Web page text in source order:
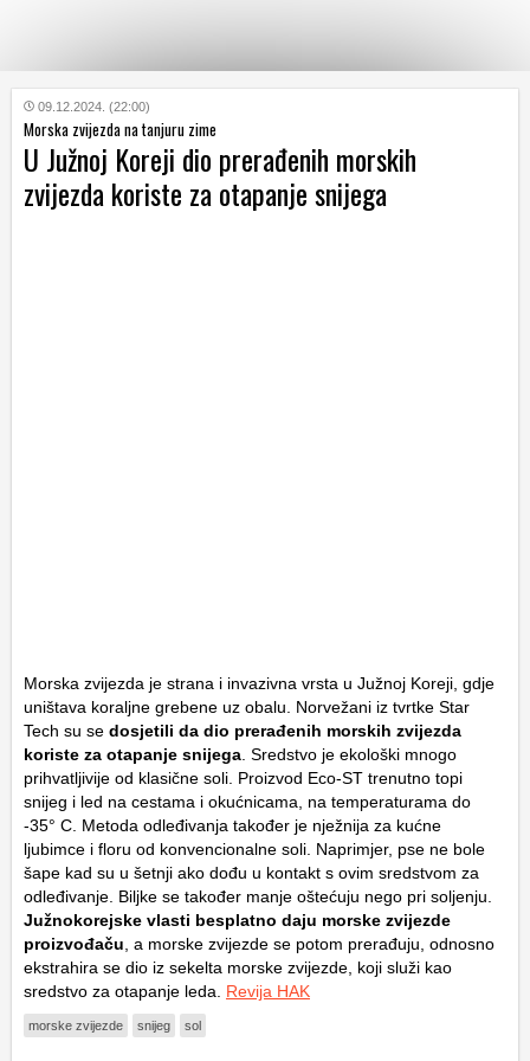
KATEGORIJE
HRVATSKI
WEB
09.12.2024. (22:00)
Morska zvijezda na tanjuru zime
U Južnoj Koreji dio prerađenih morskih
zvijezda koriste za otapanje snijega
Morska zvijezda je strana i invazivna vrsta u Južnoj Koreji, gdje
uništava koraljne grebene uz obalu. Norvežani iz tvrtke Star
Tech su se dosjetili da dio prerađenih morskih zvijezda
koriste za otapanje snijega. Sredstvo je ekološki mnogo
prihvatljivije od klasične soli. Proizvod Eco-ST trenutno topi
snijeg i led na cestama i okućnicama, na temperaturama do
-35° C. Metoda odleđivanja također je nježnija za kućne
ljubimce i floru od konvencionalne soli. Naprimjer, pse ne bole
šape kad su u šetnji ako dođu u kontakt s ovim sredstvom za
odleđivanje. Biljke se također manje oštećuju nego pri soljenju.
Južnokorejske vlasti besplatno daju morske zvijezde
proizvođaču, a morske zvijezde se potom prerađuju, odnosno
ekstrahira se dio iz sekelta morske zvijezde, koji služi kao
sredstvo za otapanje leda. Revija HAK
morske zvijezde snijeg sol